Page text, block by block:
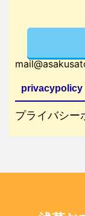
privacypolicy
プライバシー